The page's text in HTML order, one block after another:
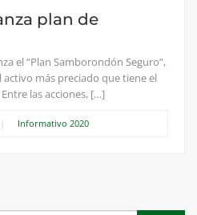
plan de
el “Plan Samborondón Seguro”,
más preciado que tiene el
las acciones, […]
Informativo 2020